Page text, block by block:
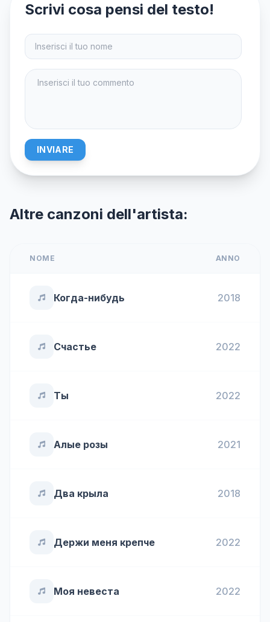
Scrivi cosa pensi del testo!
INVIARE
Altre canzoni dell'artista:
NOME ANNO
Когда-нибудь 2018
Счастье 2022
Ты 2022
Алые розы 2021
Два крыла 2018
Держи меня крепче 2022
Моя невеста 2022